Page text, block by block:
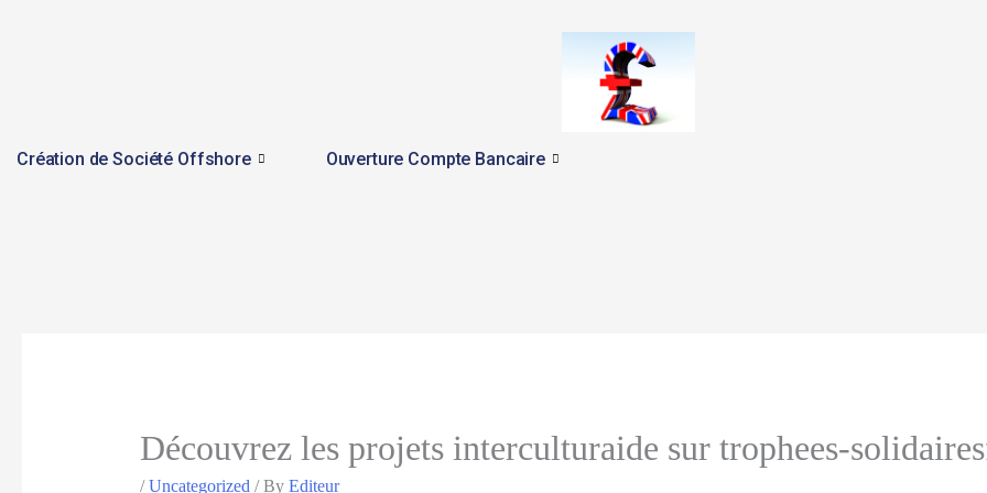
Création de Société Offshore Ouverture Compte Bancaire
Découvrez les projets interculturaide sur trophees-
/Uncategorized / By Editeur